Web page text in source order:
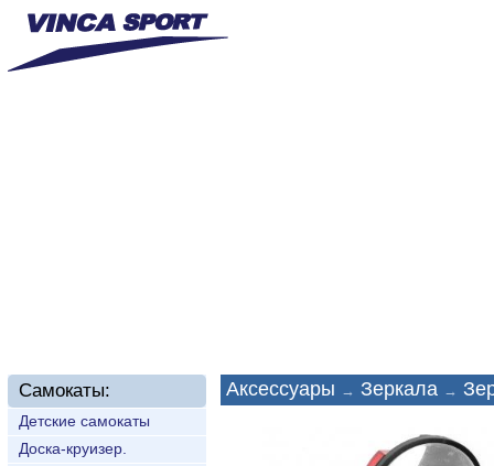
Самокаты:
Детские самокаты
Доска-круизер.
Аксессуары → Зеркала →